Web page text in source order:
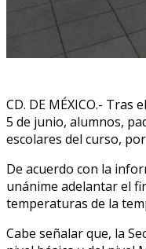
CD. DE MÉXICO.-
5 de junio, alumnos,
escolares del curso,
De acuerdo con la
unánime adelantar el
temperaturas de la
Cabe señalar que, la